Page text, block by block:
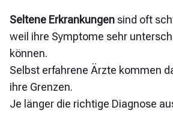
Seltene Erkrankungen sind oft
weil ihre Symptome sehr
können.
Selbst erfahrene Ärzte kommen
ihre Grenzen.
Je länger die richtige Diagnose